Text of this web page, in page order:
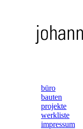
büro
bauten
projekte
werkliste
impressum